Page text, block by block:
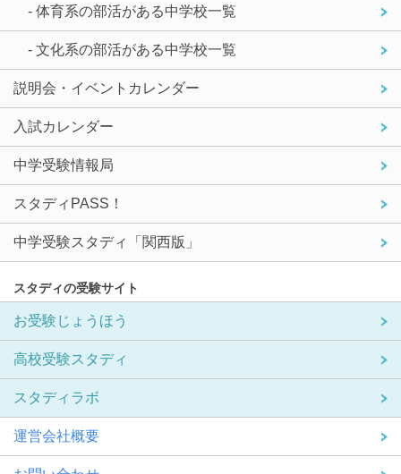
- 体育系の部活がある中学校一覧
- 文化系の部活がある中学校一覧
説明会・イベントカレンダー
入試カレンダー
中学受験情報局
スタディPASS！
中学受験スタディ「関西版」
スタディの受験サイト
お受験じょうほう
高校受験スタディ
スタディラボ
運営会社概要